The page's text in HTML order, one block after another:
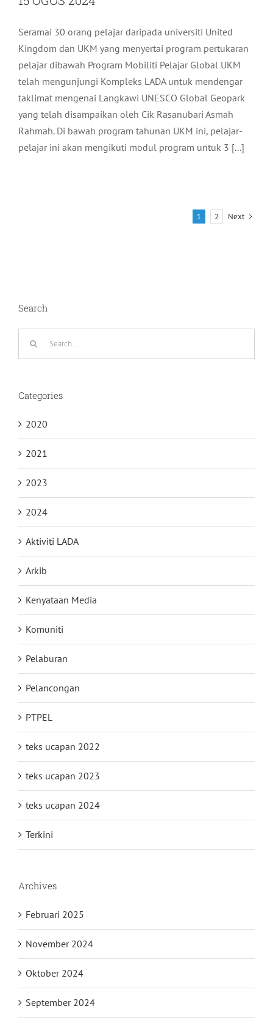
Seramai 30 orang pelajar daripada universiti United
Kingdom dan UKM yang menyertai program pertukaran
pelajar dibawah Program Mobiliti Pelajar Global UKM
telah mengunjungi Kompleks LADA untuk mendengar
taklimat mengenai Langkawi UNESCO Global Geopark
yang telah disampaikan oleh Cik Rasanubari Asmah
Rahmah. Di bawah program tahunan UKM ini, pelajar-
pelajar ini akan mengikuti modul program untuk 3 [...]
1 2 Next
Search
Categories
2020
2021
2023
2024
Aktiviti LADA
Arkib
Kenyataan Media
Komuniti
Pelaburan
Pelancongan
PTPEL
teks ucapan 2022
teks ucapan 2023
teks ucapan 2024
Terkini
Archives
Februari 2025
November 2024
Oktober 2024
September 2024